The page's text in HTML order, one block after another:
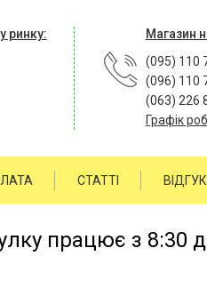
ринку:
Магазин
(095) 110
(096) 110
(063) 226
Графік
СТАТТІ
працює з 8:30